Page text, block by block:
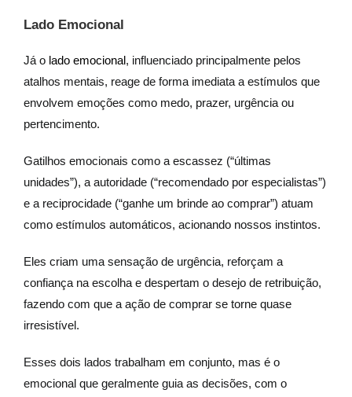
Lado Emocional
Já o lado emocional, influenciado principalmente pelos
atalhos mentais, reage de forma imediata a estímulos que
envolvem emoções como medo, prazer, urgência ou
pertencimento.
Gatilhos emocionais como a escassez (“últimas
unidades”), a autoridade (“recomendado por especialistas”)
e a reciprocidade (“ganhe um brinde ao comprar”) atuam
como estímulos automáticos, acionando nossos instintos.
Eles criam uma sensação de urgência, reforçam a
confiança na escolha e despertam o desejo de retribuição,
fazendo com que a ação de comprar se torne quase
irresistível.
Esses dois lados trabalham em conjunto, mas é o
emocional que geralmente guia as decisões, com o